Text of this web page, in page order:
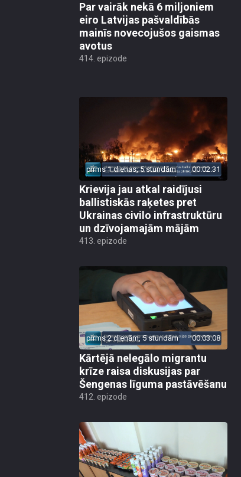
Par vairāk nekā 6 miljoniem
eiro Latvijas pašvaldībās
mainīs novecojušos gaismas
avotus
414. epizode
pirms 1 dienas, 5 stundām 00:02:31
Krievija jau atkal raidījusi
ballistiskās raķetes pret
Ukrainas civilo infrastruktūru
un dzīvojamajām mājām
413. epizode
pirms 2 dienām, 5 stundām 00:03:08
Kārtējā nelegālo migrantu
krīze raisa diskusijas par
Šengenas līguma pastāvēšanu
412. epizode